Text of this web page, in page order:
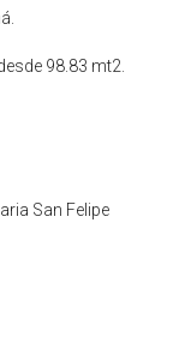
98.83 mt2.
San Felipe